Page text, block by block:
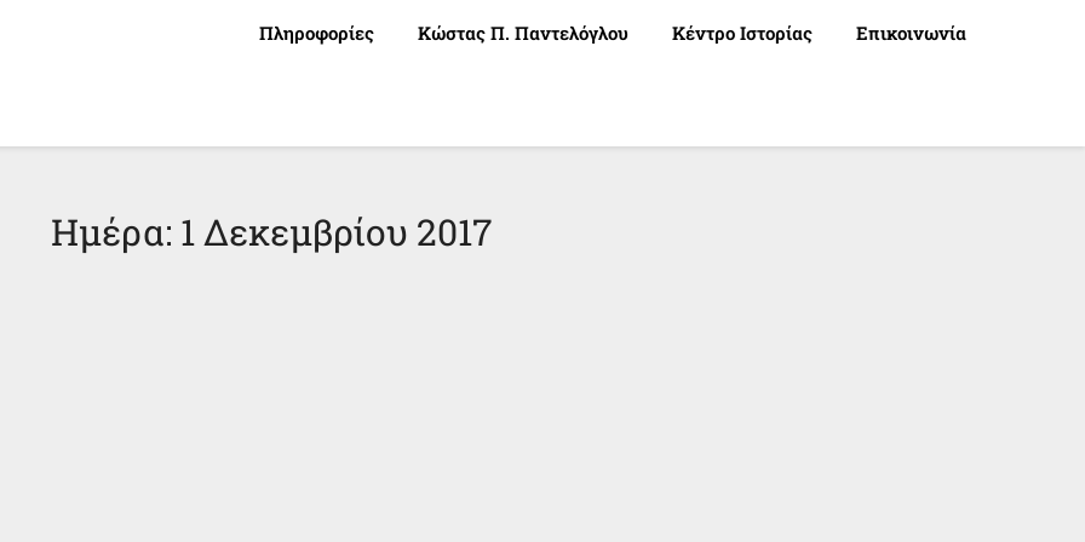
Πληροφορίες Κώστας Π. Παντελόγλου Κέντρο Ιστορίας Επικοινωνία
Ημέρα: 1 Δεκεμβρίου 2017